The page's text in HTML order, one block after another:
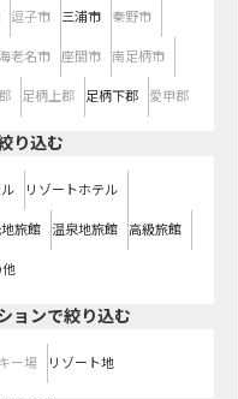
逗子市 三浦市 秦野市
海老名市 座間市 南足柄市
足柄上郡 足柄下郡 愛甲郡
り込む
リゾートホテル
旅館 温泉地旅館 高級旅館
他
ョンで絞り込む
ー場 リゾート地